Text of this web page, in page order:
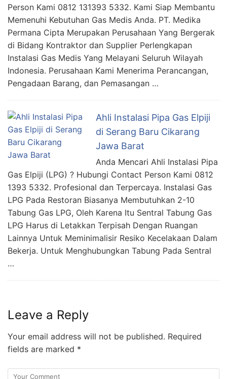
Person Kami 0812 131393 5332. Kami Siap Membantu
Memenuhi Kebutuhan Gas Medis Anda. PT. Medika
Permana Cipta Merupakan Perusahaan Yang Bergerak
di Bidang Kontraktor dan Supplier Perlengkapan
Instalasi Gas Medis Yang Melayani Seluruh Wilayah
Indonesia. Perusahaan Kami Menerima Perancangan,
Pengadaan Barang, dan Pemasangan …
Ahli Instalasi Pipa Gas Elpiji
di Serang Baru Cikarang
Jawa Barat
Anda Mencari Ahli Instalasi Pipa
Gas Elpiji (LPG) ? Hubungi Contact Person Kami 0812
1393 5332. Profesional dan Terpercaya. Instalasi Gas
LPG Pada Restoran Biasanya Membutuhkan 2-10
Tabung Gas LPG, Oleh Karena Itu Sentral Tabung Gas
LPG Harus di Letakkan Terpisah Dengan Ruangan
Lainnya Untuk Meminimalisir Resiko Kecelakaan Dalam
Bekerja. Untuk Menghubungkan Tabung Pada Sentral
…
Leave a Reply
Your email address will not be published. Required
fields are marked *